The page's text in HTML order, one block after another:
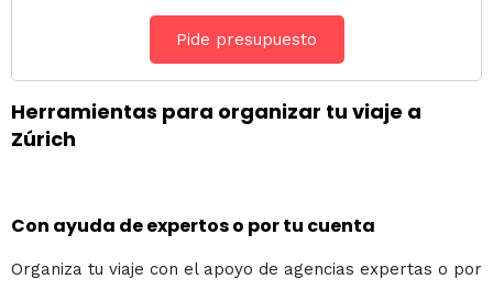
Pide presupuesto
Herramientas para organizar tu viaje a
Zúrich
Con ayuda de expertos o por tu cuenta
Organiza tu viaje con el apoyo de agencias expertas o por